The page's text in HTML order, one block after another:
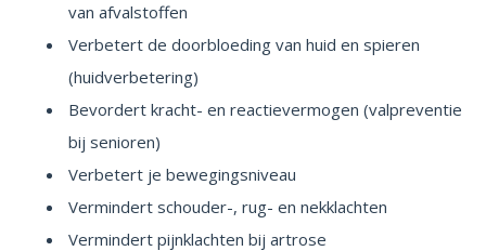
van afvalstoffen
Verbetert de doorbloeding van huid en spieren
(huidverbetering)
Bevordert kracht- en reactievermogen (valpreventie
bij senioren)
Verbetert je bewegingsniveau
Vermindert schouder-, rug- en nekklachten
Vermindert pijnklachten bij artrose